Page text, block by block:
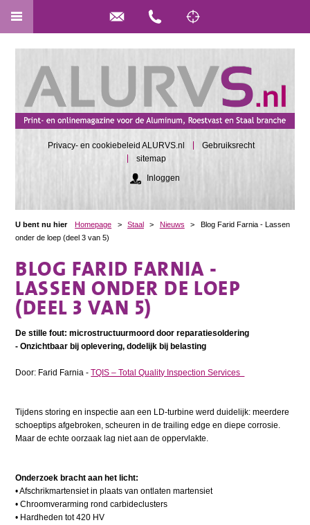
Privacy- en cookiebeleid ALURVS.nl
Gebruiksrecht
sitemap
Inloggen
U bent nu hier Homepage > Staal > Nieuws >
Blog Farid Farnia - Lassen
onder de loep (deel 3 van 5)
BLOG FARID FARNIA -
LASSEN ONDER DE LOEP
(DEEL 3 VAN 5)
De stille fout: microstructuurmoord door reparatiesoldering
- Onzichtbaar bij oplevering, dodelijk bij belasting
Door: Farid Farnia -TQIS – Total Quality Inspection Services
Tijdens storing en inspectie aan een LD-turbine werd duidelijk: meerdere
schoeptips afgebroken, scheuren in de trailing edge en diepe corrosie.
Maar de echte oorzaak lag niet aan de oppervlakte.
Onderzoek bracht aan het licht:
• Afschrikmartensiet in plaats van ontlaten martensiet
• Chroomverarming rond carbideclusters
• Hardheden tot 420 HV